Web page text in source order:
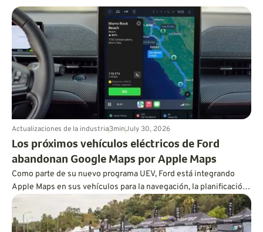
Actualizaciones de la industria3minJuly 30, 2026
Los próximos vehículos eléctricos de Ford
abandonan Google Maps por Apple Maps
Como parte de su nuevo programa UEV, Ford está integrando
Apple Maps en sus vehículos para la navegación, la planificación
de rutas con carga y la próxima generación de BlueCruise.